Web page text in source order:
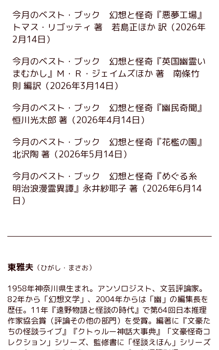
今月のベスト・ブック 幻想と怪奇『悪夢工場』
トマス・リゴッティ 著 若島正ほか 訳 （2026年
2月14日）
今月のベスト・ブック 幻想と怪奇『英国幽霊い
まむかし』Ｍ・Ｒ・ジェイムズほか 著 南條竹
則 編訳 （2026年3月14日）
今月のベスト・ブック 幻想と怪奇『幽民奇聞』
恒川光太郎 著 （2026年4月14日）
今月のベスト・ブック 幻想と怪奇『花檻の園』
北沢陶 著 （2026年5月14日）
今月のベスト・ブック 幻想と怪奇『めぐる糸
明治浪漫霊異譚』永井紗耶子 著 （2026年6月14
日）
東雅夫 （ひがし・まさお）
1958年神奈川県生まれ。アンソロジスト、文芸評論家。
82年から「幻想文学」、2004年からは「幽」の編集長を
歴任。11年『遠野物語と怪談の時代』で第64回日本推理
作家協会賞（評論その他の部門）を受賞。編著に『文豪た
ちの怪談ライブ』『クトゥルー神話大事典』「文豪怪奇コ
レクション」シリーズ、監修書に「怪談えほん」シリーズ